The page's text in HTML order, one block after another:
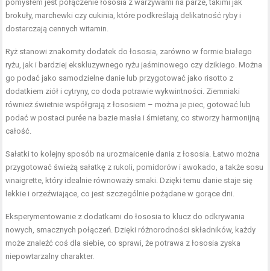
pomysłem jest połączenie łososia z warzywami na parze, takimi jak
brokuły, marchewki czy cukinia, które podkreślają delikatność ryby i
dostarczają cennych witamin.
Ryż stanowi znakomity dodatek do łososia, zarówno w formie białego
ryżu, jak i bardziej ekskluzywnego ryżu jaśminowego czy dzikiego. Można
go podać jako samodzielne danie lub przygotować jako risotto z
dodatkiem ziół i cytryny, co doda potrawie wykwintności. Ziemniaki
również świetnie współgrają z łososiem – można je piec, gotować lub
podać w postaci purée na bazie masła i śmietany, co stworzy harmonijną
całość.
Sałatki to kolejny sposób na urozmaicenie dania z łososia. Łatwo można
przygotować świeżą sałatkę z rukoli, pomidorów i awokado, a także sosu
vinaigrette, który idealnie równoważy smaki. Dzięki temu danie staje się
lekkie i orzeźwiające, co jest szczególnie pożądane w gorące dni.
Eksperymentowanie z dodatkami do łososia to klucz do odkrywania
nowych, smacznych połączeń. Dzięki różnorodności składników, każdy
może znaleźć coś dla siebie, co sprawi, że potrawa z łososia zyska
niepowtarzalny charakter.